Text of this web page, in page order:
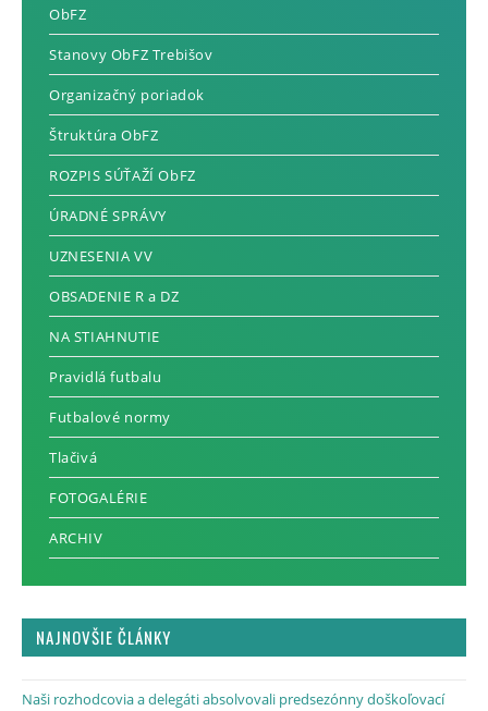
ObFZ
Stanovy ObFZ Trebišov
Organizačný poriadok
Štruktúra ObFZ
ROZPIS SÚŤAŽÍ ObFZ
ÚRADNÉ SPRÁVY
UZNESENIA VV
OBSADENIE R a DZ
NA STIAHNUTIE
Pravidlá futbalu
Futbalové normy
Tlačivá
FOTOGALÉRIE
ARCHIV
NAJNOVŠIE ČLÁNKY
Naši rozhodcovia a delegáti absolvovali predsezónny doškoľovací